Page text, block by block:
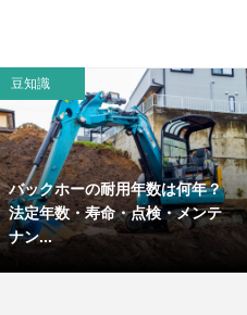
豆知識
バックホーの耐用年数は何年？
法定年数・寿命・点検・メンテ
ナン...